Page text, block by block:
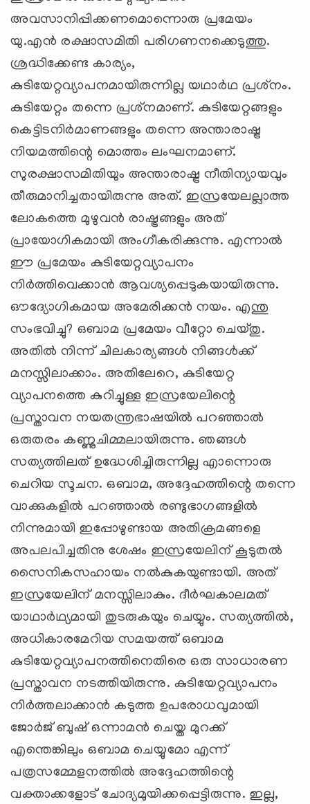
അവസാനിപ്പിക്കണമൊന്നൊരു പ്രമേയം
യു.എന്‍ രക്ഷാസമിതി പരിഗണനക്കെടുത്തു.
ശ്രദ്ധിക്കേണ്ട കാര്യം,
കുടിയേറ്റവ്യാപനമായിരുന്നില്ല യഥാര്‍ഥ പ്രശ്‌നം.
കുടിയേറ്റം തന്നെ പ്രശ്‌നമാണ്. കുടിയേറ്റങ്ങളും
കെട്ടിടനിര്‍മാണങ്ങളും തന്നെ അന്താരാഷ്ട്ര
നിയമത്തിന്റെ മൊത്തം ലംഘനമാണ്.
സുരക്ഷാസമിതിയും അന്താരാഷ്ട്ര നീതിന്യായവും
തീരുമാനിച്ചതായിരുന്നു അത്. ഇസ്രയേലല്ലാത്ത
ലോകത്തെ മുഴുവന്‍ രാഷ്ട്രങ്ങളും അത്
പ്രായോഗികമായി അംഗീകരിക്കുന്നു. എന്നാല്‍
ഈ പ്രമേയം കുടിയേറ്റവ്യാപനം
നിര്‍ത്തിവെക്കാന്‍ ആവശ്യപ്പെടുകയായിരുന്നു.
ഔദ്യോഗികമായ അമേരിക്കന്‍ നയം. എന്തു
സംഭവിച്ചു? ഒബാമ പ്രമേയം വീറ്റോ ചെയ്തു.
അതില്‍ നിന്ന് ചിലകാര്യങ്ങള്‍ നിങ്ങള്‍ക്ക്
മനസ്സിലാക്കാം. അതിലേറെ, കുടിയേറ്റ
വ്യാപനത്തെ കുറിച്ചുള്ള ഇസ്രയേലിന്റെ
പ്രസ്താവന നയതന്ത്രഭാഷയില്‍ പറഞ്ഞാല്‍
ഒരുതരം കണ്ണുചിമ്മലായിരുന്നു. ഞങ്ങള്‍
സത്യത്തിലത് ഉദ്ധേശിച്ചിരുന്നില്ല എാന്നൊരു
ചെറിയ സൂചന. ഒബാമ, അദ്ദേഹത്തിന്റെ തന്നെ
വാക്കുകളില്‍ പറഞ്ഞാല്‍ രണ്ടുഭാഗങ്ങളില്‍
നിന്നുമായി ഇപ്പോഴുണ്ടായ അതിക്രമങ്ങളെ
അപലപിച്ചതിനു ശേഷം ഇസ്രയേലിന് കൂടുതല്‍
സൈനികസഹായം നല്‍കുകയുണ്ടായി. അത്
ഇസ്രയേലിന് മനസ്സിലാകും. ദീര്‍ഘകാലമത്
യാഥാര്‍ഥ്യമായി തുടരുകയും ചെയ്യും. സത്യത്തില്‍,
അധികാരമേറിയ സമയത്ത് ഒബാമ
കുടിയേറ്റവ്യാപനത്തിനെതിരെ ഒരു സാധാരണ
പ്രസ്താവന നടത്തിയിരുന്നു. കുടിയേറ്റവ്യാപനം
നിര്‍ത്തലാക്കാന്‍ കടുത്ത ഉപരോധവുമായി
ജോര്‍ജ് ബുഷ് ഒന്നാമന്‍ ചെയ്ത മുറക്ക്
എന്തെങ്കിലും ഒബാമ ചെയ്യുമോ എന്ന്
പത്രസമ്മേളനത്തില്‍ അദ്ദേഹത്തിന്റെ
വക്താക്കളോട് ചോദ്യമുയിക്കപ്പെട്ടിരുന്നു. ഇല്ല,